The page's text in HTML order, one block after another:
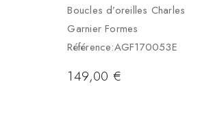
Boucles d’oreilles Charles
Garnier Formes
Référence:AGF170053E
149,00€